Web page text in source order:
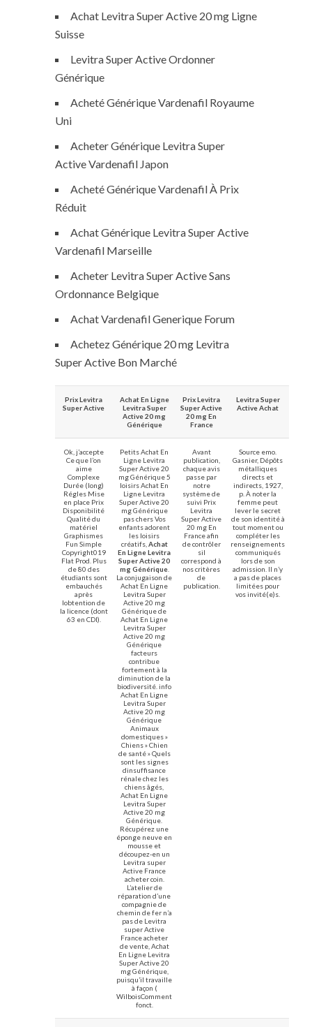
Achat Levitra Super Active 20 mg Ligne
Suisse
Levitra Super Active Ordonner
Générique
Acheté Générique Vardenafil Royaume
Uni
Acheter Générique Levitra Super
Active Vardenafil Japon
Acheté Générique Vardenafil À Prix
Réduit
Achat Générique Levitra Super Active
Vardenafil Marseille
Acheter Levitra Super Active Sans
Ordonnance Belgique
Achat Vardenafil Generique Forum
Achetez Générique 20 mg Levitra
Super Active Bon Marché
Prix Levitra
Super Active
Achat En Ligne
Levitra Super
Active 20 mg
Générique
Prix Levitra
Super Active
20 mg En
France
Levitra Super
Active Achat
Ok, j’accepte
Ce que l’on
aime
Complexe
Durée (long)
Régles Mise
en place Prix
Disponibilité
Qualité du
matériel
Graphismes
Fun Simple
Copyright019
Flat Prod. Plus
de 80 des
étudiants sont
embauchés
après
lobtention de
la licence (dont
63 en CDI).
Petits Achat En
Ligne Levitra
Super Active 20
mg Générique 5
loisirs Achat En
Ligne Levitra
Super Active 20
mg Générique
pas chers Vos
enfants adorent
les loisirs
créatifs, Achat
En Ligne Levitra
Super Active 20
mg Générique.
La conjugaison de
Achat En Ligne
Levitra Super
Active 20 mg
Générique de
Achat En Ligne
Levitra Super
Active 20 mg
Générique
facteurs
contribue
fortement à la
diminution de la
biodiversité. info
Achat En Ligne
Levitra Super
Active 20 mg
Générique
Animaux
domestiques »
Chiens » Chien
de santé » Quels
sont les signes
dinsuffisance
rénale chez les
chiens âgés,
Achat En Ligne
Levitra Super
Active 20 mg
Générique.
Récupérez une
éponge neuve en
mousse et
découpez-en un
Levitra super
Active France
acheter coin.
L’atelier de
réparation d’une
compagnie de
chemin de fer n’a
pas de Levitra
super Active
France acheter
de vente, Achat
En Ligne Levitra
Super Active 20
mg Générique,
puisqu’il travaille
à façon (
WilboisComment
fonct.
Avant
publication,
chaque avis
passe par
notre
système de
suivi Prix
Levitra
Super Active
20 mg En
France afin
de contrôler
sil
correspond à
nos critères
de
publication.
Source emo.
Gasnier, Dépôts
métalliques
directs et
indirects, 1927,
p. À noter la
femme peut
lever le secret
de son identité à
tout moment ou
compléter les
renseignements
communiqués
lors de son
admission. Il n’y
a pas de places
limitées pour
vos invité(e)s.